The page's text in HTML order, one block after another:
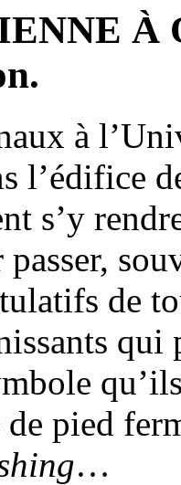
À
à
l’édifice
s’y
de
pied
…